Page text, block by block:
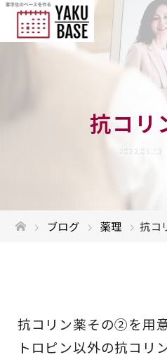
抗コ
2022.05.13
ブログ 薬理 抗コ
抗コリン薬その②を用
トロピン以外の抗コリ